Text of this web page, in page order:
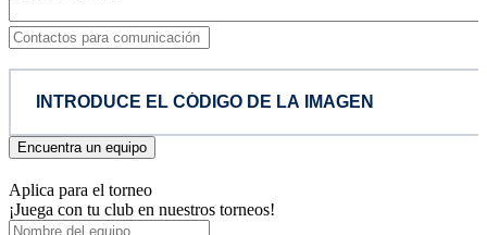
Encuentra un equipo
Aplica para el torneo
¡Juega con tu club en nuestros torneos!